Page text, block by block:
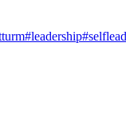
#leadership